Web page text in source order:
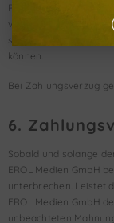
PayPal oder
verpflichtet, eine
sicherzustellen, dass
können.
Bei Zahlungsverzug
6.
Sobald und solange
EROL Medien GmbH
unterbrechen. Leistet
EROL Medien GmbH
unbeachteten